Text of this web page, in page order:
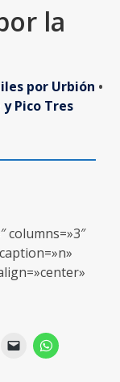
la
por Urbión •
Pico Tres
columns=»3″